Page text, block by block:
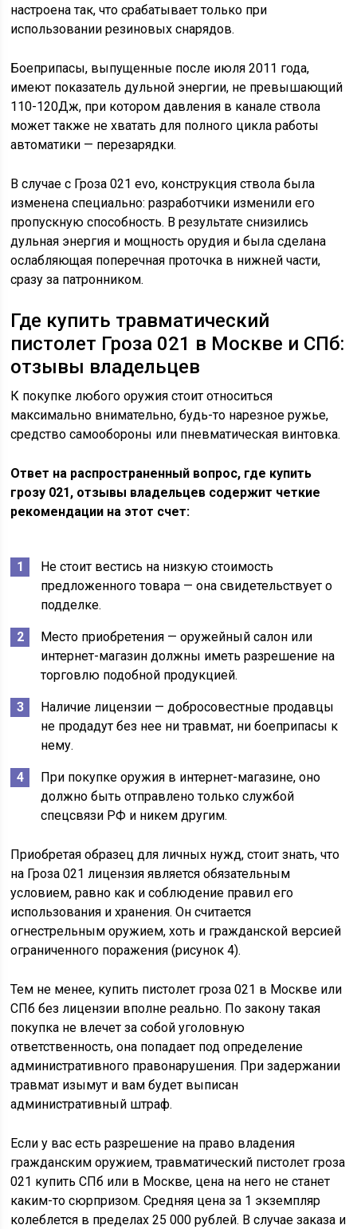
настроена так, что срабатывает только при
использовании резиновых снарядов.
Боеприпасы, выпущенные после июля 2011 года,
имеют показатель дульной энергии, не превышающий
110-120Дж, при котором давления в канале ствола
может также не хватать для полного цикла работы
автоматики — перезарядки.
В случае с Гроза 021 evo, конструкция ствола была
изменена специально: разработчики изменили его
пропускную способность. В результате снизились
дульная энергия и мощность орудия и была сделана
ослабляющая поперечная проточка в нижней части,
сразу за патронником.
Где купить травматический
пистолет Гроза 021 в Москве и СПб:
отзывы владельцев
К покупке любого оружия стоит относиться
максимально внимательно, будь-то нарезное ружье,
средство самообороны или пневматическая винтовка.
Ответ на распространенный вопрос, где купить
грозу 021, отзывы владельцев содержит четкие
рекомендации на этот счет:
Не стоит вестись на низкую стоимость
предложенного товара — она свидетельствует о
подделке.
Место приобретения — оружейный салон или
интернет-магазин должны иметь разрешение на
торговлю подобной продукцией.
Наличие лицензии — добросовестные продавцы
не продадут без нее ни травмат, ни боеприпасы к
нему.
При покупке оружия в интернет-магазине, оно
должно быть отправлено только службой
спецсвязи РФ и никем другим.
Приобретая образец для личных нужд, стоит знать, что
на Гроза 021 лицензия является обязательным
условием, равно как и соблюдение правил его
использования и хранения. Он считается
огнестрельным оружием, хоть и гражданской версией
ограниченного поражения (рисунок 4).
Тем не менее, купить пистолет гроза 021 в Москве или
СПб без лицензии вполне реально. По закону такая
покупка не влечет за собой уголовную
ответственность, она попадает под определение
административного правонарушения. При задержании
травмат изымут и вам будет выписан
административный штраф.
Если у вас есть разрешение на право владения
гражданским оружием, травматический пистолет гроза
021 купить СПб или в Москве, цена на него не станет
каким-то сюрпризом. Средняя цена за 1 экземпляр
колеблется в пределах 25 000 рублей. В случае заказа и